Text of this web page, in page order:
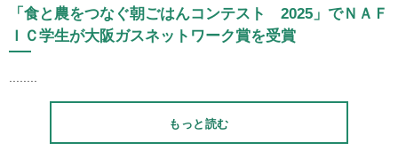
「食と農をつなぐ朝ごはんコンテスト 2025」でＮＡＦ
ＩＣ学生が大阪ガスネットワーク賞を受賞
もっと読む